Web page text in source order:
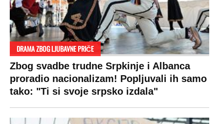
DRAMA ZBOG LJUBAVNE PRIČE
Zbog svadbe trudne Srpkinje i Albanca
proradio nacionalizam! Popljuvali ih samo
tako: "Ti si svoje srpsko izdala"